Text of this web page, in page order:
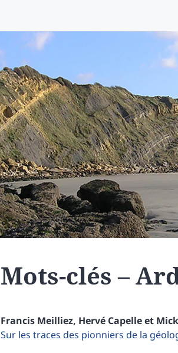
Mots-clés –
Francis Meilliez, Hervé Capelleet
Sur les traces des pionniers de la